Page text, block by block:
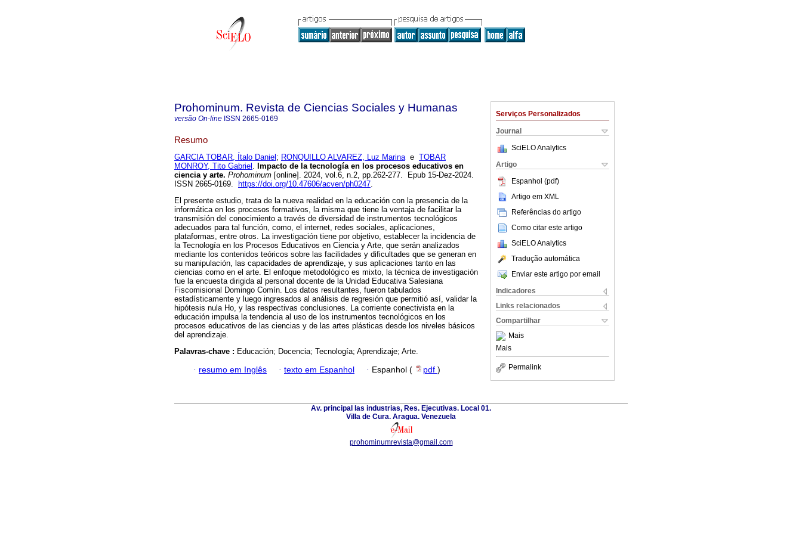
Serviços Personalizados
Journal
SciELO Analytics
Artigo
Espanhol (pdf)
Artigo em XML
Referências do artigo
Como citar este artigo
SciELO Analytics
Tradução automática
Enviar este artigo por email
Indicadores
Links relacionados
Compartilhar
Mais
Mais
Permalink
Prohominum. Revista de Ciencias Sociales y Humanas
versão On-line ISSN 2665-0169
Resumo
GARCIA TOBAR, Ítalo Daniel ; RONQUILLO ALVAREZ, Luz Marinae TOBAR
MONROY, Tito Gabriel . Impacto de la tecnología en los procesos educativos en
ciencia y arte. Prohominum [online]. 2024, vol.6, n.2, pp.262-277. Epub 15-Dez-2024.
ISSN 2665-0169.
https://doi.org/10.47606/acven/ph0247.
El presente estudio, trata de la nueva realidad en la educación con la presencia de la
informática en los procesos formativos, la misma que tiene la ventaja de facilitar la
transmisión del conocimiento a través de diversidad de instrumentos tecnológicos
adecuados para tal función, como, el internet, redes sociales, aplicaciones,
plataformas, entre otros. La investigación tiene por objetivo, establecer la incidencia de
la Tecnología en los Procesos Educativos en Ciencia y Arte, que serán analizados
mediante los contenidos teóricos sobre las facilidades y dificultades que se generan en
su manipulación, las capacidades de aprendizaje, y sus aplicaciones tanto en las
ciencias como en el arte. El enfoque metodológico es mixto, la técnica de investigación
fue la encuesta dirigida al personal docente de la Unidad Educativa Salesiana
Fiscomisional Domingo Comín. Los datos resultantes, fueron tabulados
estadísticamente y luego ingresados al análisis de regresión que permitió así, validar la
hipótesis nula Ho, y las respectivas conclusiones. La corriente conectivista en la
educación impulsa la tendencia al uso de los instrumentos tecnológicos en los
procesos educativos de las ciencias y de las artes plásticas desde los niveles básicos
del aprendizaje.
Palavras-chave : Educación; Docencia; Tecnología; Aprendizaje; Arte.
· resumo em Inglês · texto em Espanhol · Espanhol ( pdf )
Av. principal las industrias, Res. Ejecutivas. Local 01.
Villa de Cura. Aragua. Venezuela
prohominumrevista@gmail.com